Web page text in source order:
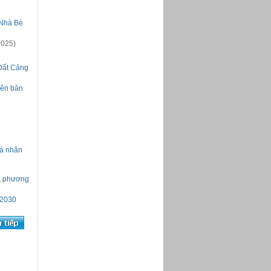
Bè
Cảng
bản
nhân
phương